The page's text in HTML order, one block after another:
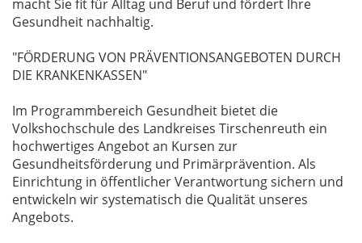
macht Sie fit für Alltag und Beruf und fördert Ihre
Gesundheit nachhaltig.
"FÖRDERUNG VON PRÄVENTIONSANGEBOTEN DURCH
DIE KRANKENKASSEN"
Im Programmbereich Gesundheit bietet die
Volkshochschule des Landkreises Tirschenreuth ein
hochwertiges Angebot an Kursen zur
Gesundheitsförderung und Primärprävention. Als
Einrichtung in öffentlicher Verantwortung sichern und
entwickeln wir systematisch die Qualität unseres
Angebots.